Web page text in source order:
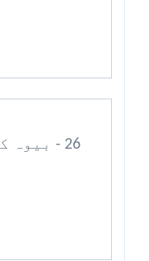
26 -